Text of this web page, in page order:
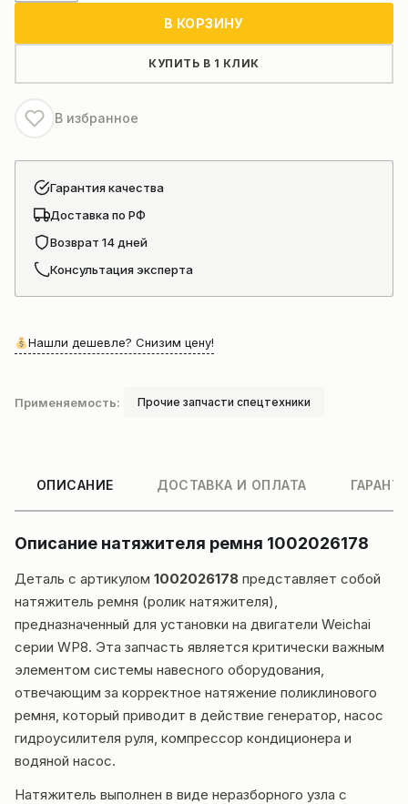
натяжителя)для
WP8
В КОРЗИНУ
КУПИТЬ В 1 КЛИК
В избранное
Гарантия качества
Доставка по РФ
Возврат 14 дней
Консультация эксперта
Нашли дешевле? Снизим цену!
Применяемость: Прочие запчасти спецтехники
ОПИСАНИЕ ДОСТАВКА И ОПЛАТА
Описание натяжителя ремня 1002026178
Деталь с артикулом 1002026178 представляет собой
натяжитель ремня (ролик натяжителя),
предназначенный для установки на двигатели Weichai
серии WP8. Эта запчасть является критически важным
элементом системы навесного оборудования,
отвечающим за корректное натяжение поликлинового
ремня, который приводит в действие генератор, насос
гидроусилителя руля, компрессор кондиционера и
водяной насос.
Натяжитель выполнен в виде неразборного узла с